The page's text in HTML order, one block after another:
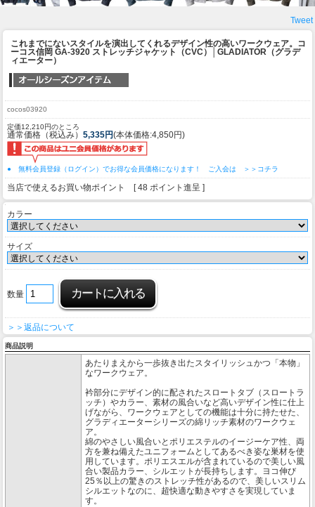
Tweet
これまでにないスタイルを演出してくれるデザイン性の高いワークウェア。
コ
ーコス信岡 GA-3920 ストレッチジャケット（CVC）│GLADIATOR（グラデ
ィエーター）
cocos03920
定価12,210円のところ
通常価格（税込み） 5,335円(本体価格:4,850円)
● 無料会員登録（ログイン）でお得な会員価格になります！ ご入会は ＞＞コチラ
当店で使えるお買い物ポイント [ 48 ポイント進呈 ]
カラー
サイズ
数量
＞＞返品について
商品説明
あたりまえから一歩抜き出たスタイリッシュかつ「本物」
なワークウェア。
衿部分にデザイン的に配されたスロートタブ（スロートラ
ッチ）やカラー、素材の風合いなど高いデザイン性に仕上
げながら、ワークウェアとしての機能は十分に持たせた、
グラディエーターシリーズの綿リッチ素材のワークウェ
ア。
綿のやさしい風合いとポリエステルのイージーケア性、両
方を兼ね備えたユニフォームとしてあるべき姿な巣材を使
用しています。ポリエスエルが含まれているので美しい風
合い製品カラー、シルエットが長持ちします。ヨコ伸び
25％以上の驚きのストレッチ性があるので、美しいスリム
シルエットなのに、超快適な動きやすさを実現していま
す。